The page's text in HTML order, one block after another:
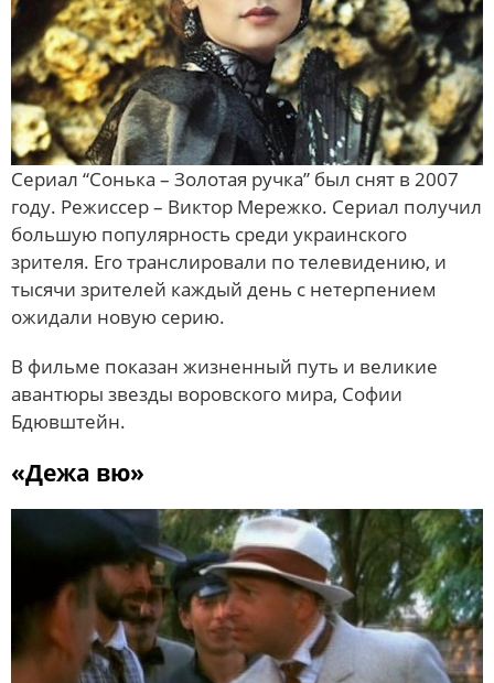
Сериал “Сонька – Золотая ручка” был снят в 2007
году. Режиссер – Виктор Мережко. Сериал получил
большую популярность среди украинского
зрителя. Его транслировали по телевидению, и
тысячи зрителей каждый день с нетерпением
ожидали новую серию.
В фильме показан жизненный путь и великие
авантюры звезды воровского мира, Софии
Бдювштейн.
«Дежа вю»